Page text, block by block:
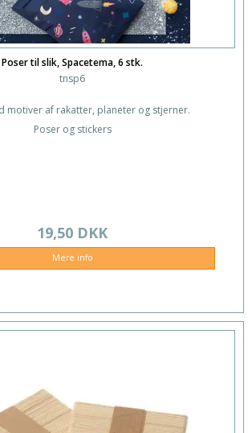
Poser til slik, Spacetema, 6 stk.
tnsp6
motiver af rakatter, planeter og stjerner.
Poser og stickers
19,50 DKK
Mere info